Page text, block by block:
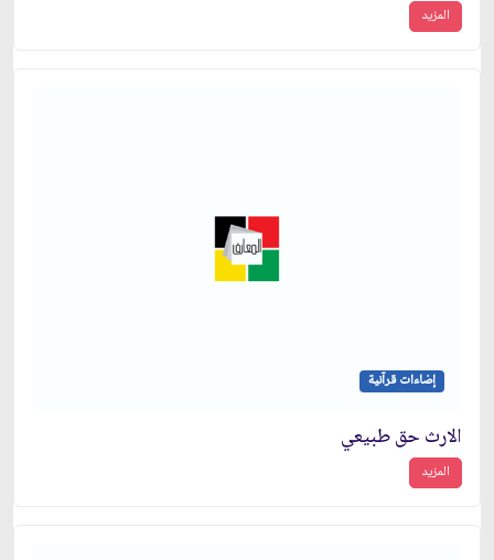
المزيد
إضاءات قرآنية
الارث حق طبيعي
المزيد